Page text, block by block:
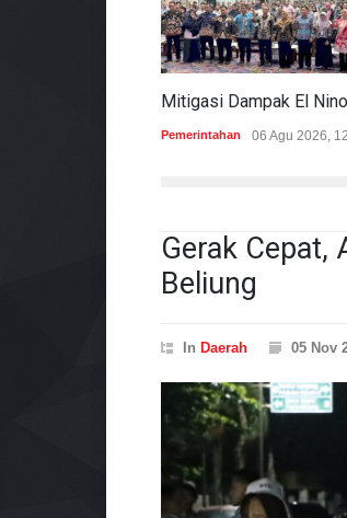
Pemerintahan 06 Agu 2026,
Gerak Cepat,
Beliung
In Daerah 05 Nov